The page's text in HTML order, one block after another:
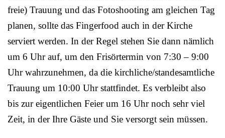
freie) Trauung und das Fotoshooting am gleichen Tag
planen, sollte das Fingerfood auch in der Kirche
serviert werden. In der Regel stehen Sie dann nämlich
um 6 Uhr auf, um den Frisörtermin von 7:30 – 9:00
Uhr wahrzunehmen, da die kirchliche/standesamtliche
Trauung um 10:00 Uhr stattfindet. Es verbleibt also
bis zur eigentlichen Feier um 16 Uhr noch sehr viel
Zeit, in der Ihre Gäste und Sie versorgt sein müssen.